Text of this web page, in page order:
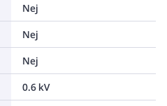
Nej
Nej
Nej
0.6 kV